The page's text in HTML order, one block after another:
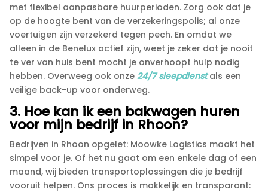
met flexibel aanpasbare huurperioden.​ Zorg ook dat je
op de hoogte bent van de verzekeringspolis; al onze
voertuigen zijn verzekerd tegen pech.​ En omdat we
alleen in de Benelux actief zijn, weet je zeker dat je nooit
te ver van huis bent mocht je onverhoopt hulp nodig
hebben.​ Overweeg ook onze 24/7 sleepdienstals een
veilige back-up voor onderweg.​
3.​ Hoe kan ik een bakwagen huren
voor mijn bedrijf in Rhoon?
Bedrijven in Rhoon opgelet: Moowke Logistics maakt het
simpel voor je.​ Of het nu gaat om een enkele dag of een
maand, wij bieden transportoplossingen die je bedrijf
vooruit helpen.​ Ons proces is makkelijk en transparant: